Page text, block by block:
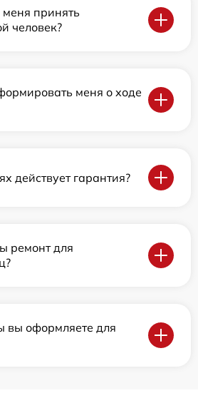
принять
человек?
меня о ходе
действует гарантия?
ремонт для
вы оформляете для